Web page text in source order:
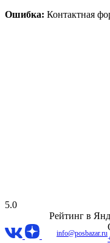
Ошибка: Контактная
5.0
Рейтинг в
info@posbazar.ru